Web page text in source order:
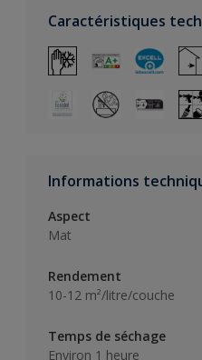
Caractéristiques
Informations
Aspect
Mat
Rendement
10-12 m²/litre/couche
Temps de séchage
Environ 1 heure